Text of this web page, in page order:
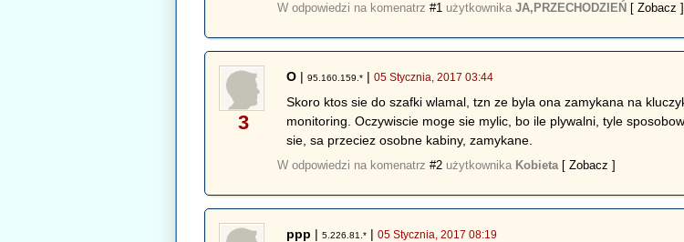
W odpowiedzi na komenatrz#1 użytkownikaJA,PRZECHODZIEŃ [ Zobacz ]
3
O |95.160.159.* |05 Stycznia, 2017 03:44
Skoro ktos sie do szafki wlamal, tzn ze byla ona zamykana na
monitoring. Oczywiscie moge sie mylic, bo ile plywalni, tyle
sie, sa przeciez osobne kabiny, zamykane.
W odpowiedzi na komenatrz#2 użytkownika Kobieta [ Zobacz ]
ppp |5.226.81.* |05 Stycznia, 2017 08:19